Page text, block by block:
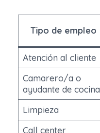
Tipo de empleo
Atención al cliente
Camarero/a o
ayudante de cocina
Limpieza
Call center